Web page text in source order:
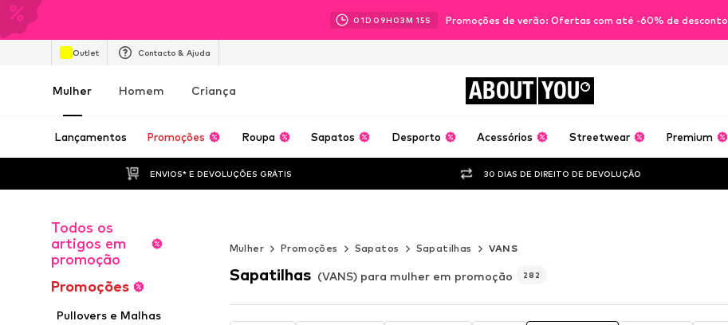
01D 09H 03M 13S Promoções de verão: Ofertas com até -60% de desconto
Outlet Contacto & Ajuda
Mulher Homem Criança ABOUT YOU
Lançamentos Promoções Roupa Sapatos Desporto Acessórios Streetwear Premium
ENVIOS* E DEVOLUÇÕES GRÁTIS 30 DIAS DE DIREITO DE DEVOLUÇÃO
Todos os
artigos em
promoção
Promoções
Pullovers e Malhas
Mulher
Promoções Sapatos Sapatilhas VANS
Sapatilhas (VANS) para mulher em promoção 282